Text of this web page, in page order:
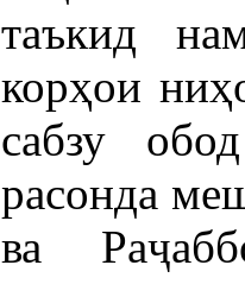
таъкид
корҳои
сабзу
расонда
ва